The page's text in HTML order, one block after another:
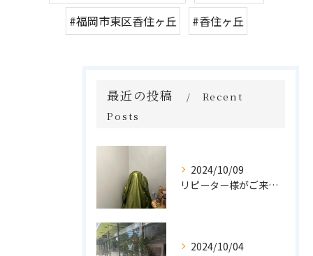
#福岡市東区香住ヶ丘
#香住ヶ丘
最近の投稿
Recent
Posts
2024/10/09
リピーター様がご来店🌿オーガニックよもぎハーブ蒸し
2024/10/04